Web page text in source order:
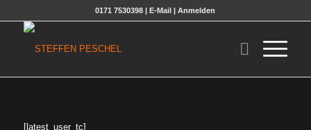
0171 7530398 |E-Mail |Anmelden
[latest_user_tc]